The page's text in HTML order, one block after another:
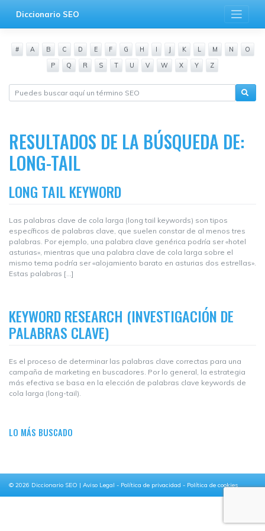
Diccionario SEO
# A B C D E F G H I J K L M N
O
P
Q R S T U V W X Y Z
RESULTADOS DE LA BÚSQUEDA DE:
LONG-TAIL
LONG TAIL KEYWORD
Las palabras clave de cola larga (long tail keywords) son tipos
específicos de palabras clave, que suelen constar de al menos tres
palabras. Por ejemplo, una palabra clave genérica podría ser «hotel
asturias», mientras que una palabra clave de cola larga sobre el
mismo tema podría ser «alojamiento barato en asturias dos estrellas».
Estas palabras […]
KEYWORD RESEARCH (INVESTIGACIÓN DE
PALABRAS CLAVE)
Es el proceso de determinar las palabras clave correctas para una
campaña de marketing en buscadores. Por lo general, la estrategia
más efectiva se basa en la elección de palabras clave keywords de
cola larga (long-tail).
LO MÁS BUSCADO
© 2026 Diccionario SEO | Aviso Legal - Política de privacidad - Política de cookies